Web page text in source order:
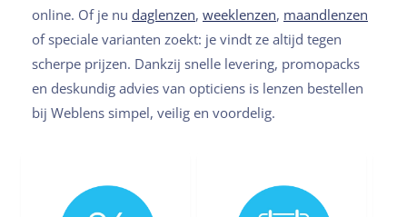
online. Of je nu daglenzen, weeklenzen, maandlenzen
of speciale varianten zoekt: je vindt ze altijd tegen
scherpe prijzen. Dankzij snelle levering, promopacks
en deskundig advies van opticiens is lenzen bestellen
bij Weblens simpel, veilig en voordelig.